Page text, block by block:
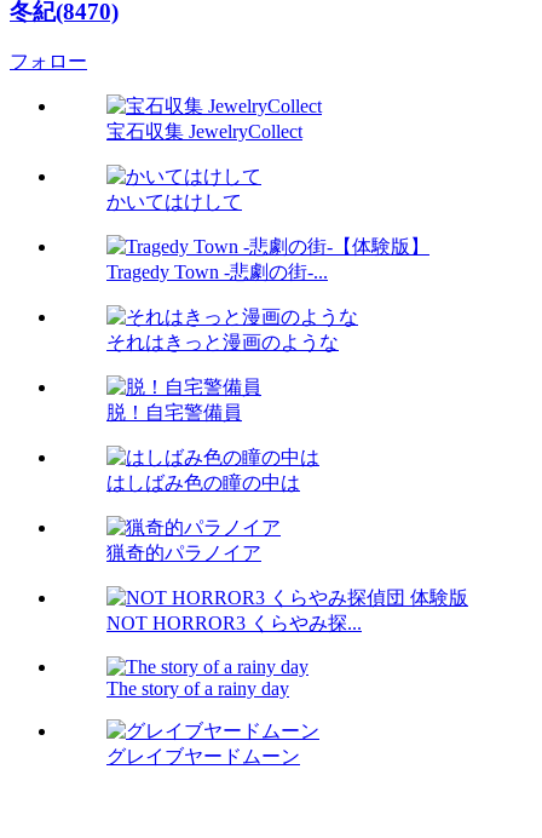
冬紀(8470)
フォロー
宝石収集 JewelryCollect
かいてはけして
Tragedy Town -悲劇の街-...
それはきっと漫画のような
脱！自宅警備員
はしばみ色の瞳の中は
猟奇的パラノイア
NOT HORROR3 くらやみ探...
The story of a rainy day
グレイブヤードムーン